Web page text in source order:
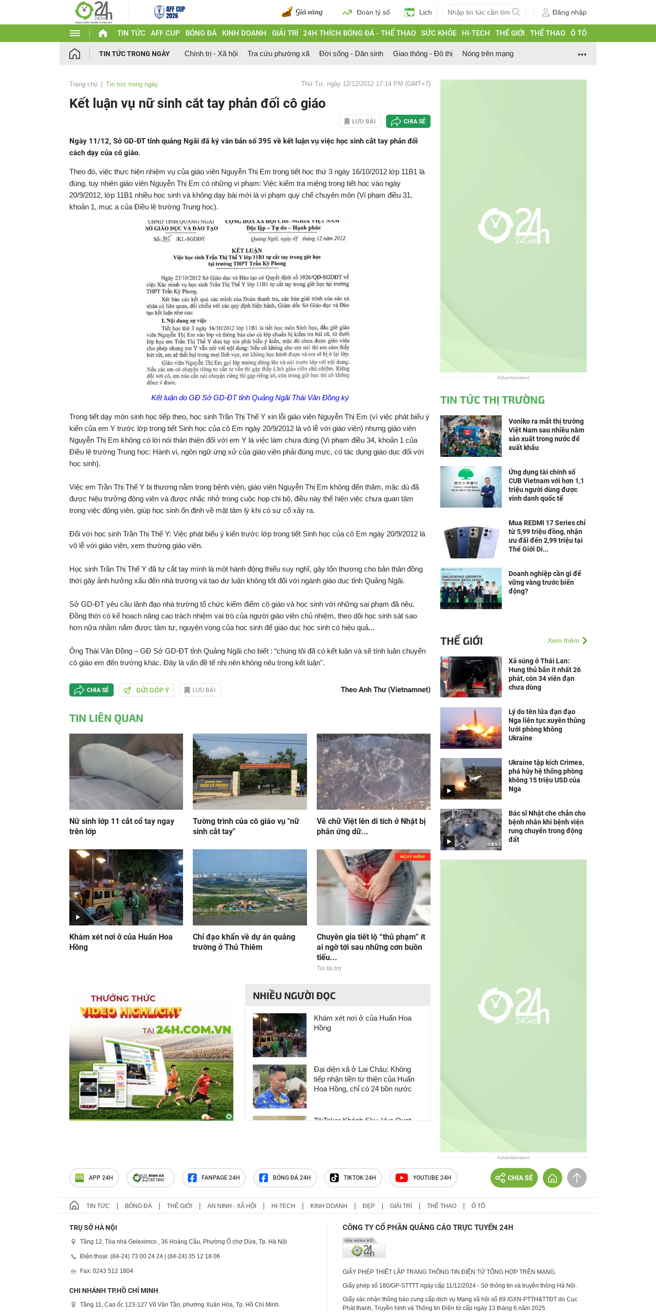
Đoán tỷ số Lịch Đăng nhập
TIN TỨC AFF CUP BÓNG ĐÁ KINH DOANH GIẢI TRÍ 24H THÍCH BÓNG ĐÁ - THỂ THAO SỨC KHỎE HI-TECH THẾ GIỚI THỂ THAO Ô TÔ
TIN TỨC TRONG NGÀY Chính trị - Xã hội Tra cứu phường xã Đời sống - Dân sinh Giao thông - Đô thị Nóng trên mạng
Trang chủ Tin tức trong ngày Thứ Tư, ngày 12/12/2012 17:14 PM (GMT+7)
Kết luận vụ nữ sinh cắt tay phản đối cô giáo
LƯU BÀI CHIA SẺ
Ngày 11/12, Sở GD-ĐT tỉnh quảng Ngãi đã ký văn bản số 395 về kết luận vụ việc học sinh cắt tay phản đối
cách dạy của cô giáo.
Theo đó, việc thực hiện nhiệm vụ của giáo viên Nguyễn Thị Em trong tiết học thứ 3 ngày 16/10/2012 lớp 11B1 là
đúng, tuy nhiên giáo viên Nguyễn Thị Em có những vi phạm: Việc kiểm tra miệng trong tiết học vào ngày
20/9/2012, lớp 11B1 nhiều học sinh và không dạy bài mới là vi phạm quy chế chuyên môn (Vi phạm điều 31,
khoản 1, mục a của Điều lệ trường Trung học).
Kết luận do GĐ Sở GD-ĐT tỉnh Quảng Ngãi Thái Văn Đồng ký
Trong tiết dạy môn sinh học tiếp theo, học sinh Trần Thị Thế Y xin lỗi giáo viên Nguyễn Thị Em (vì việc phát biểu ý
kiến của em Y trước lớp trong tiết Sinh học của cô Em ngày 20/9/2012 là vô lễ với giáo viên) nhưng giáo viên
Nguyễn Thị Em không có lời nói thân thiện đối với em Y là việc làm chưa đúng (Vi phạm điều 34, khoản 1 của
Điều lệ trường Trung học: Hành vi, ngôn ngữ ứng xử của giáo viên phải đúng mực, có tác dụng giáo dục đối với
học sinh).
Việc em Trần Thị Thế Y bị thương nằm trong bệnh viện, giáo viên Nguyễn Thị Em không đến thăm, mặc dù đã
được hiệu trưởng động viên và được nhắc nhở trong cuộc họp chi bộ, điều này thể hiện việc chưa quan tâm
trong việc động viên, giúp học sinh ổn định về mặt tâm lý khi có sự cố xảy ra.
Đối với học sinh Trần Thị Thế Y: Việc phát biểu ý kiến trước lớp trong tiết Sinh học của cô Em ngày 20/9/2012 là
vô lễ với giáo viên, xem thường giáo viên.
Học sinh Trần Thị Thế Y đã tự cắt tay mình là một hành động thiếu suy nghĩ, gây tổn thương cho bản thân đồng
thời gây ảnh hưởng xấu đến nhà trường và tạo dư luận không tốt đối với ngành giáo dục tỉnh Quảng Ngãi.
Sở GD-ĐT yêu cầu lãnh đạo nhà trường tổ chức kiểm điểm cô giáo và học sinh với những sai phạm đã nêu.
Đồng thời có kế hoạch nâng cao trách nhiệm vai trò của người giáo viên chủ nhiệm, theo dõi học sinh sát sao
hơn nữa nhằm nắm được tâm tư, nguyện vọng của học sinh để giáo dục học sinh có hiệu quả...
Ông Thái Văn Đồng – GĐ Sở GD-ĐT tỉnh Quảng Ngãi cho biết : “chúng tôi đã có kết luận và sẽ tính luân chuyển
cô giáo em đến trường khác. Đây là vấn đề tế nhị nên không nêu trong kết luận".
CHIA SẺ GỬI GÓP Ý LƯU BÀI Theo Anh Thư (Vietnamnet)
TIN LIÊN QUAN
Nữ sinh lớp 11 cắt cổ tay ngay
trên lớp
Tường trình của cô giáo vụ "nữ
sinh cắt tay"
Vẽ chữ Việt lên di tích ở Nhật bị
phản ứng dữ...
Khám xét nơi ở của Huấn Hoa
Hồng
Chỉ đạo khẩn về dự án quảng
trường ở Thủ Thiêm
Chuyên gia tiết lộ “thủ phạm” ít
ai ngờ tới sau những cơn buồn
tiểu...
Tin tài trợ
NHIỀU NGƯỜI ĐỌC
Khám xét nơi ở của Huấn Hoa
Hồng
Đại diện xã ở Lai Châu: Không
tiếp nhận tiền từ thiện của Huấn
Hoa Hồng, chỉ có 24 bồn nước
TikToker Khánh Sky, Vua Quạt,
Huấn Hoa Hồng sở hữu hệ sinh
thái trăm tỷ và biệt thự dát vàng
Advertisement
TIN TỨC THỊ TRƯỜNG
Voniko ra mắt thị trường
Việt Nam sau nhiều năm
sản xuất trong nước để
xuất khẩu
Ứng dụng tài chính số
CUB Vietnam với hơn 1,1
triệu người dùng được
vinh danh quốc tế
Mua REDMI 17 Series chỉ
từ 5,99 triệu đồng, nhận
ưu đãi đến 2,99 triệu tại
Thế Giới Di...
Doanh nghiệp cần gì để
vững vàng trước biến
động?
THẾ GIỚI Xem thêm
Xả súng ở Thái Lan:
Hung thủ bắn ít nhất 26
phát, còn 34 viên đạn
chưa dùng
Lý do tên lửa đạn đạo
Nga liên tục xuyên thủng
lưới phòng không
Ukraine
Ukraine tập kích Crimea,
phá hủy hệ thống phòng
không 15 triệu USD của
Nga
Bác sĩ Nhật che chắn cho
bệnh nhân khi bệnh viện
rung chuyển trong động
đất
Advertisement
APP 24H FANPAGE 24H BÓNG ĐÁ 24H TIKTOK 24H YOUTUBE 24H CHIA SẺ
TIN TỨC BÓNG ĐÁ THẾ GIỚI AN NINH - XÃ HỘI HI-TECH KINH DOANH ĐẸP GIẢI TRÍ THỂ THAO Ô TÔ
TRỤ SỞ HÀ NỘI
Tầng 12, Tòa nhà Geleximco , 36 Hoàng Cầu, Phường Ô chợ Dừa, Tp. Hà Nội
Điện thoại: (84-24) 73 00 24 24 | (84-24) 35 12 18 06
Fax: 0243 512 1804
CHI NHÁNH TP.HỒ CHÍ MINH
Tầng 11, Cao ốc 123-127 Võ Văn Tần, phường Xuân Hòa, Tp. Hồ Chí Minh.
CÔNG TY CỔ PHẦN QUẢNG CÁO TRỰC TUYẾN 24H
GIẤY PHÉP THIẾT LẬP TRANG THÔNG TIN ĐIỆN TỬ TỔNG HỢP TRÊN MẠNG.
Giấy phép số 180/GP-STTTT ngày cấp 11/12/2024 - Sở thông tin và truyền thông Hà Nội.
Giấy xác nhận thông báo cung cấp dịch vụ Mạng xã hội số 89 /GXN-PTTH&TTĐT do Cục
Phát thanh, Truyền hình và Thông tin Điện tử cấp ngày 13 tháng 6 năm 2025.